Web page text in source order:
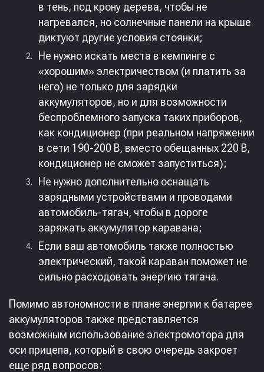
в тень, под крону дерева, чтобы не
нагревался, но солнечные панели на крыше
диктуют другие условия стоянки;
Не нужно искать места в кемпинге с
«хорошим» электричеством (и платить за
него) не только для зарядки
аккумуляторов, но и для возможности
беспроблемного запуска таких приборов,
как кондиционер (при реальном напряжении
в сети 190-200 В, вместо обещанных 220 В,
кондиционер не сможет запуститься);
Не нужно дополнительно оснащать
зарядными устройствами и проводами
автомобиль-тягач, чтобы в дороге
заряжать аккумулятор каравана;
Если ваш автомобиль также полностью
электрический, такой караван поможет не
сильно расходовать энергию тягача.
Помимо автономности в плане энергии к батарее
аккумуляторов также представляется
возможным использование электромотора для
оси прицепа, который в свою очередь закроет
еще ряд вопросов: